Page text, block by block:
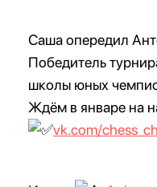
Саша опередил
Победитель
школы юных
Ждём в январе на
vk.com/